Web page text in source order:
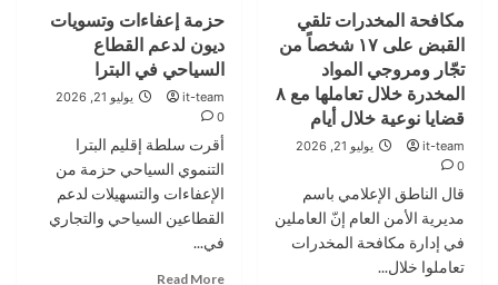
مكافحة المخدرات تلقي
القبض على ١٧ شخصاً من
تجّار ومروجي المواد
المخدرة خلال تعاملها مع ٨
قضايا نوعية خلال أيام
it-team
يوليو 21, 2026
0
قال الناطق الإعلامي باسم
مديرية الأمن العام إنّ العاملين
في إدارة مكافحة المخدرات
تعاملوا خلال...
حزمة إعفاءات وتسويات
ديون لدعم القطاع
السياحي في البترا
it-team
يوليو 21, 2026
0
أقرت سلطة إقليم البترا
التنموي السياحي حزمة من
الإعفاءات والتسهيلات لدعم
القطاعين السياحي والتجاري
في...
Read More